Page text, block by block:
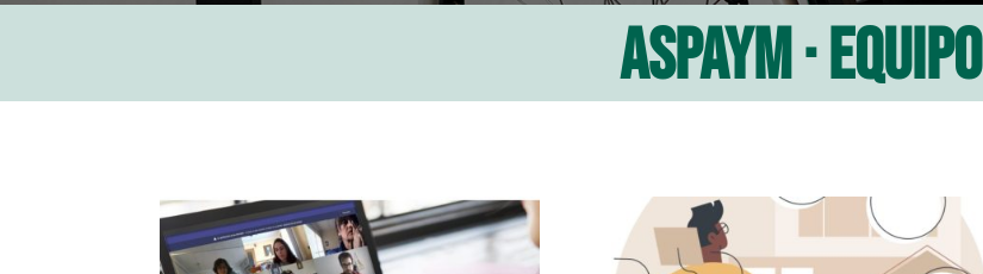
ASPAYM · equipo